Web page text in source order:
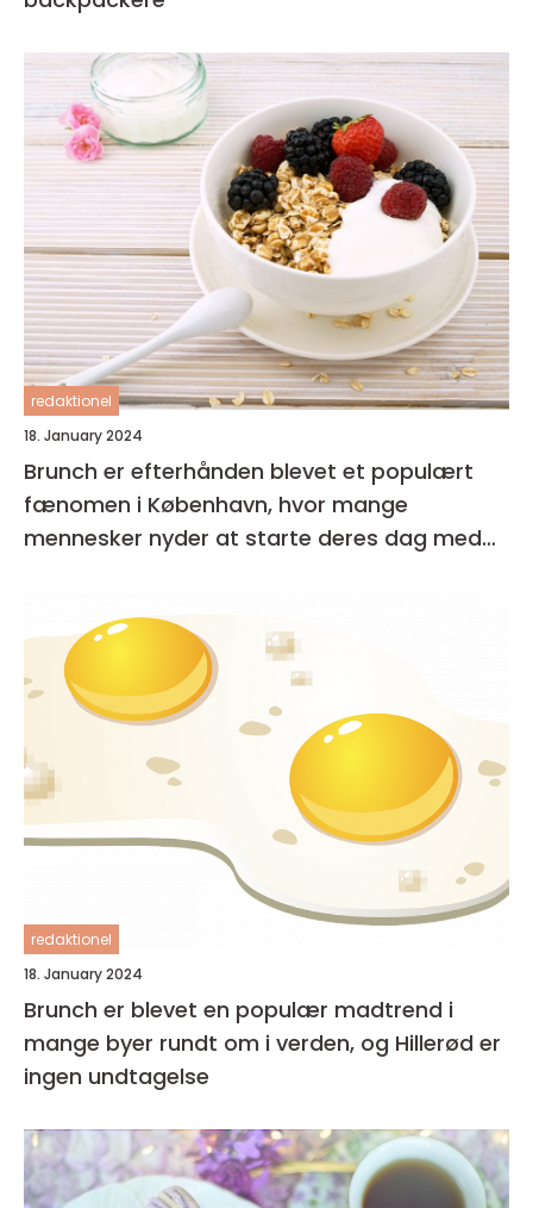
redaktionel
18. January 2024
Brunch er efterhånden blevet et populært
fænomen i København, hvor mange
mennesker nyder at starte deres dag med
redaktionel
18. January 2024
Brunch er blevet en populær madtrend i
mange byer rundt om i verden, og Hillerød er
ingen undtagelse